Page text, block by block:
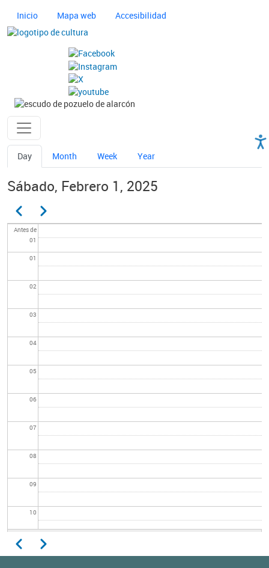
Navegación principal cultura
Inicio Mapa web
Accesibilidad
Imagen
Imagen
Ayuntamiento de Pozuelo
Solapas principales
Day Month Week Year
Sábado, Febrero 1, 2025
Paginación
AnteriorSiguiente
Antes de
01
01
02
03
04
05
06
07
08
09
10
Paginación
AnteriorSiguiente